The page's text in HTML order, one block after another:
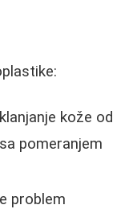
kože od
pomeranjem
problem